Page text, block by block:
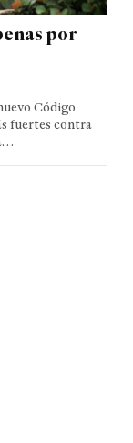
por
Código
fuertes contra